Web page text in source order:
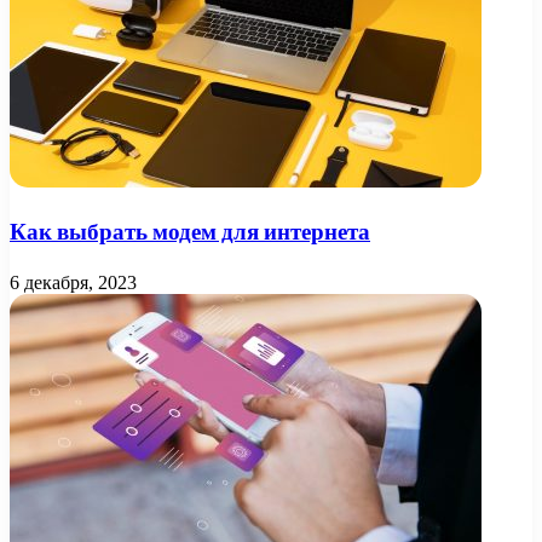
Как выбрать модем для интернета
6 декабря, 2023